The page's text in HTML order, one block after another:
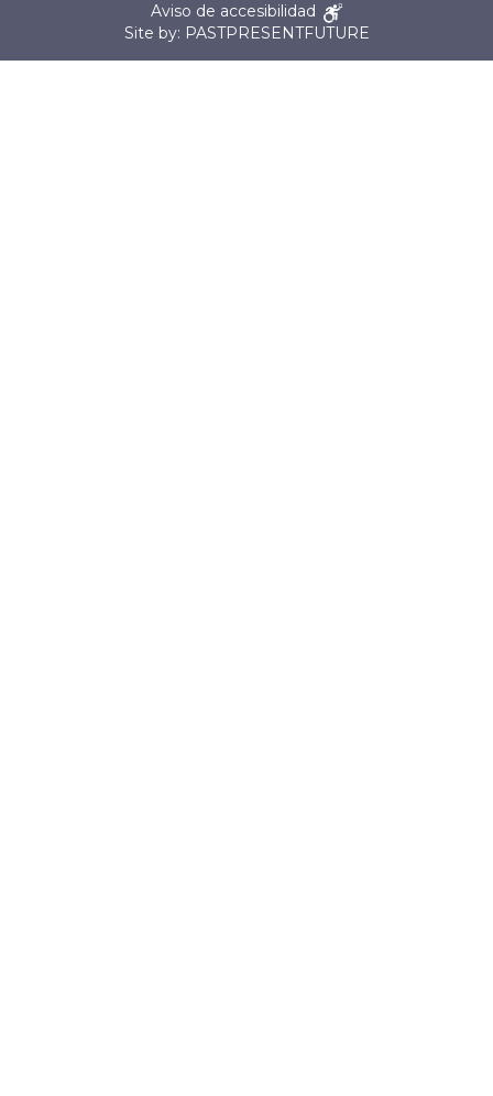
Aviso de accesibilidad
Site by: PASTPRESENTFUTURE